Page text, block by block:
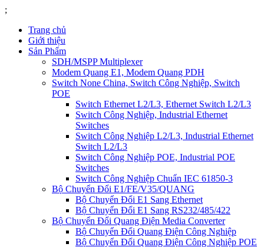
;
Trang chủ
Giới thiệu
Sản Phẩm
SDH/MSPP Multiplexer
Modem Quang E1, Modem Quang PDH
Switch None China, Switch Công Nghiệp, Switch
POE
Switch Ethernet L2/L3, Ethernet Switch L2/L3
Switch Công Nghiệp, Industrial Ethernet
Switches
Switch Công Nghiệp L2/L3, Industrial Ethernet
Switch L2/L3
Switch Công Nghiệp POE, Industrial POE
Switches
Switch Công Nghiệp Chuẩn IEC 61850-3
Bộ Chuyển Đổi E1/FE/V35/QUANG
Bộ Chuyển Đổi E1 Sang Ethernet
Bộ Chuyển Đổi E1 Sang RS232/485/422
Bộ Chuyển Đổi Quang Điện Media Converter
Bộ Chuyển Đổi Quang Điện Công Nghiệp
Bộ Chuyển Đổi Quang Điện Công Nghiệp POE